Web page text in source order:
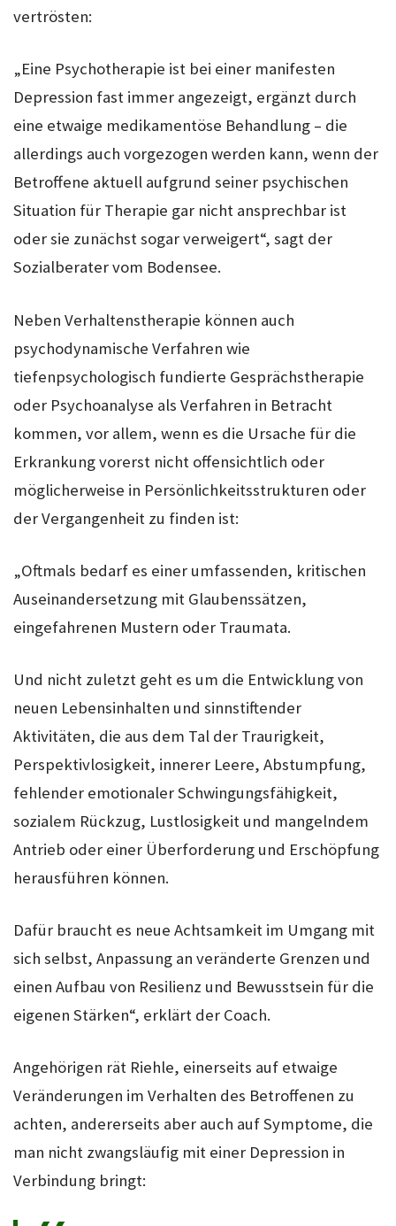
vertrösten:
„Eine Psychotherapie ist bei einer manifesten
Depression fast immer angezeigt, ergänzt durch
eine etwaige medikamentöse Behandlung – die
allerdings auch vorgezogen werden kann, wenn der
Betroffene aktuell aufgrund seiner psychischen
Situation für Therapie gar nicht ansprechbar ist
oder sie zunächst sogar verweigert“, sagt der
Sozialberater vom Bodensee.
Neben Verhaltenstherapie können auch
psychodynamische Verfahren wie
tiefenpsychologisch fundierte Gesprächstherapie
oder Psychoanalyse als Verfahren in Betracht
kommen, vor allem, wenn es die Ursache für die
Erkrankung vorerst nicht offensichtlich oder
möglicherweise in Persönlichkeitsstrukturen oder
der Vergangenheit zu finden ist:
„Oftmals bedarf es einer umfassenden, kritischen
Auseinandersetzung mit Glaubenssätzen,
eingefahrenen Mustern oder Traumata.
Und nicht zuletzt geht es um die Entwicklung von
neuen Lebensinhalten und sinnstiftender
Aktivitäten, die aus dem Tal der Traurigkeit,
Perspektivlosigkeit, innerer Leere, Abstumpfung,
fehlender emotionaler Schwingungsfähigkeit,
sozialem Rückzug, Lustlosigkeit und mangelndem
Antrieb oder einer Überforderung und Erschöpfung
herausführen können.
Dafür braucht es neue Achtsamkeit im Umgang mit
sich selbst, Anpassung an veränderte Grenzen und
einen Aufbau von Resilienz und Bewusstsein für die
eigenen Stärken“, erklärt der Coach.
Angehörigen rät Riehle, einerseits auf etwaige
Veränderungen im Verhalten des Betroffenen zu
achten, andererseits aber auch auf Symptome, die
man nicht zwangsläufig mit einer Depression in
Verbindung bringt: